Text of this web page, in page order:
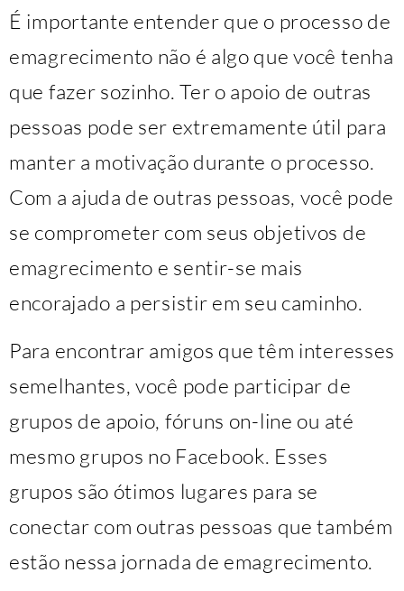
É importante entender que o processo de
emagrecimento não é algo que você tenha
que fazer sozinho. Ter o apoio de outras
pessoas pode ser extremamente útil para
manter a motivação durante o processo.
Com a ajuda de outras pessoas, você pode
se comprometer com seus objetivos de
emagrecimento e sentir-se mais
encorajado a persistir em seu caminho.
Para encontrar amigos que têm interesses
semelhantes, você pode participar de
grupos de apoio, fóruns on-line ou até
mesmo grupos no Facebook. Esses
grupos são ótimos lugares para se
conectar com outras pessoas que também
estão nessa jornada de emagrecimento.